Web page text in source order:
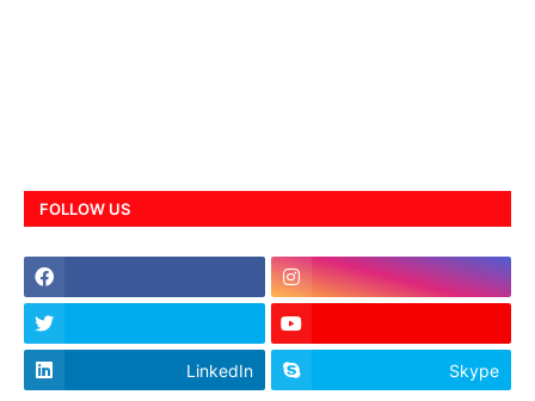
FOLLOW US
LinkedIn Skype